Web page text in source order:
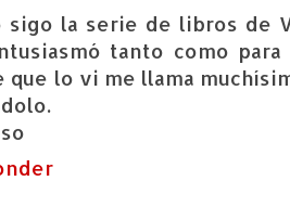
sigo la serie de libros de
tanto como
que lo vi me llama